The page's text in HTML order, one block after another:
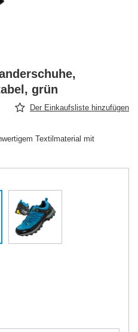
grün
Der Einkaufsliste hinzufügen
Textilmaterial mit